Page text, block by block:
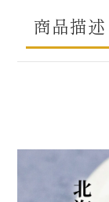
商品描述